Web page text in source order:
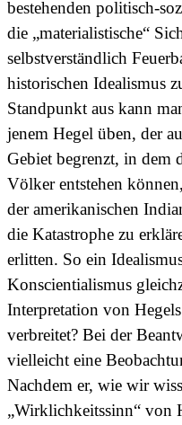
bestehenden politisch-
die „materialistische“
selbstverständlich
historischen Idealismus
Standpunkt aus kann
jenem Hegel üben, der
Gebiet begrenzt, in dem
Völker entstehen
der amerikanischen
die Katastrophe zu
erlitten. So ein
Konscientialismus
Interpretation von
verbreitet? Bei der
vielleicht eine
Nachdem er, wie wir
„Wirklichkeitssinn“ von